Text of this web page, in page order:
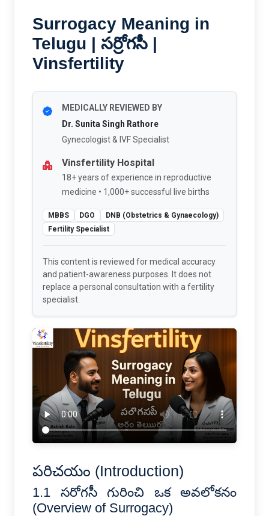
Surrogacy Meaning in
Telugu | సర్రోగసీ |
Vinsfertility
MEDICALLY REVIEWED BY
Dr. Sunita Singh Rathore
Gynecologist & IVF Specialist
Vinsfertility Hospital
18+ years of experience in reproductive
medicine • 1,000+ successful live births
MBBS DGO
DNB (Obstetrics & Gynaecology)
Fertility Specialist
This content is reviewed for medical accuracy
and patient-awareness purposes. It does not
replace a personal consultation with a fertility
specialist.
పరిచయం (Introduction)
1.1 సరోగసీ గురించి ఒక అవలోకనం
(Overview of Surrogacy)